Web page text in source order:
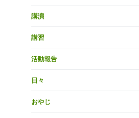
講演
講習
活動報告
日々
おやじ